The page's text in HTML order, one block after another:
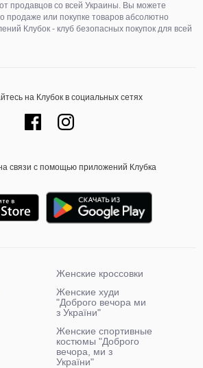
продавцов со всей Украины. Вы можете
продаже или покупке товаров абсолютно
Клубок - клуб безопасных покупок для всей
на Клубок в социальных сетях
на связи с помощью приложений Клубка
Женские кроссовки
Женские худи
"Доброго вечора ми
з України"
Женские спортивные
костюмы "Доброго
вечора, ми з
України"